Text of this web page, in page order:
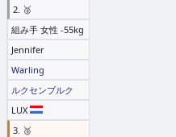
2. 🥈
組み手 女性 -55kg
Jennifer
Warling
ルクセンブルク
LUX
3. 🥉